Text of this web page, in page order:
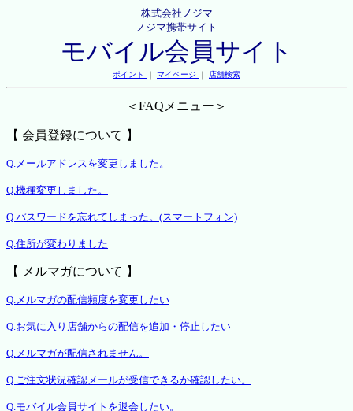
株式会社ノジマ
ノジマ携帯サイト
モバイル会員サイト
ポイント ｜ マイページ ｜ 店舗検索
＜FAQメニュー＞
【 会員登録について 】
Q.メールアドレスを変更しました。
Q.機種変更しました。
Q.パスワードを忘れてしまった。(スマートフォン)
Q.住所が変わりました
【 メルマガについて 】
Q.メルマガの配信頻度を変更したい
Q.お気に入り店舗からの配信を追加・停止したい
Q.メルマガが配信されません。
Q.ご注文状況確認メールが受信できるか確認したい。
Q.モバイル会員サイトを退会したい。